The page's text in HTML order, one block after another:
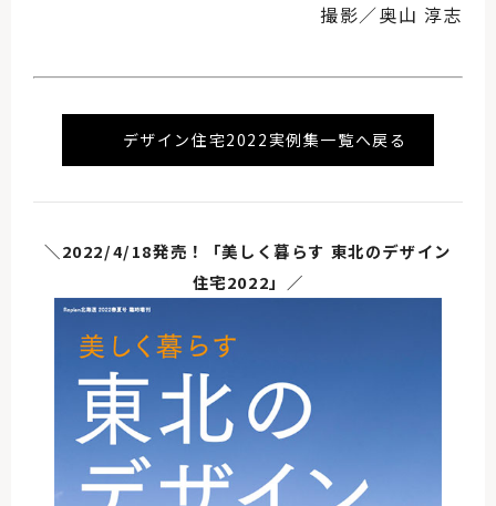
撮影／奥山 淳志
デザイン住宅2022実例集一覧へ戻る
＼2022/4/18発売！「美しく暮らす 東北のデザイン
住宅2022」／